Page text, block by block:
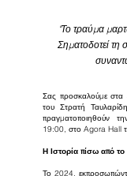
"Το τραύμα
Σηματοδοτεί τη
Σας προσκαλούμε στα
του Στρατή
πραγματοποιηθούν
19:00, στο Agora Hall
Η Ιστορία πίσω από το
Το 2024,